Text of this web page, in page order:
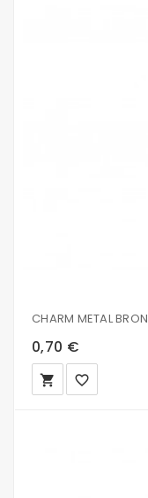
CHARM METAL
0,70 €
local_grocery_store favorite_border